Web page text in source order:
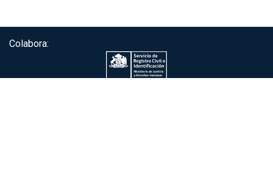
Colabora: